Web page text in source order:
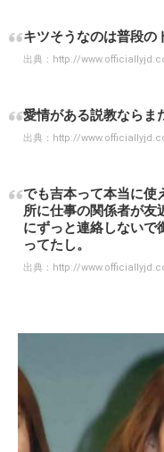
キツそうなのは普段の
出典： http://
愛情がある説教ならま
出典： http://
でも吉本って本当に使
所に仕事の関係者が友
にずっと連絡しないで
ってたし。
出典： http://